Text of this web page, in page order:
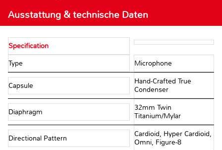
Ausstattung & technische Daten
Specification
Type Microphone
Capsule
Hand-Crafted True
Condenser
Diaphragm
32mm Twin
Titanium/Mylar
Directional Pattern
Cardioid, Hyper Cardioid,
Omni, Figure-8